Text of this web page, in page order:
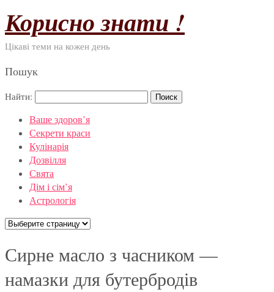
Корисно знати !
Цікаві теми на кожен день
Пошук
Найти:
Ваше здоров’я
Секрети краси
Кулінарія
Дозвілля
Свята
Дім і сім’я
Астрологія
Сирне масло з часником —
намазки для бутербродів